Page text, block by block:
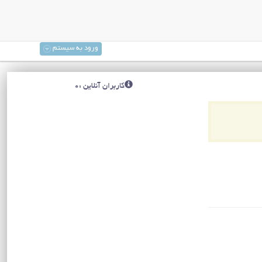
ورود به سیستم
کاربران آنلاین :0